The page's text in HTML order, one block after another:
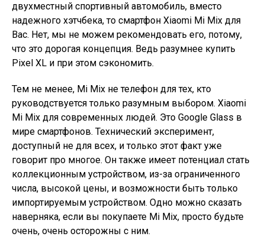
двухместный спортивный автомобиль, вместо
надежного хэтчбека, то смартфон Xiaomi Mi Mix для
Вас. Нет, мы не можем рекомендовать его, потому,
что это дорогая концепция. Ведь разумнее купить
Pixel XL и при этом сэкономить.
Тем не менее, Mi Mix не телефон для тех, кто
руководствуется только разумным выбором. Xiaomi
Mi Mix для современных людей. Это Google Glass в
мире смартфонов. Технический эксперимент,
доступный не для всех, и только этот факт уже
говорит про многое. Он также имеет потенциал стать
коллекционным устройством, из-за ограниченного
числа, высокой цены, и возможности быть только
импортируемым устройством. Одно можно сказать
наверняка, если вы покупаете Mi Mix, просто будьте
очень, очень осторожны с ним.